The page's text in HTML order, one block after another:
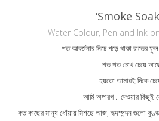
‘Smoke
Water Colour, Pen and Ink
শত আবর্জনার নিচে পড়ে থাকা রাতের
শত শত চোখ চেয়ে
হয়তো আমারই দিকে
আমি অপারগ ...দেওয়ার কিছুই
কত কাছের মানুষ ধোঁয়ায় মিশছে আজ, হৃদস্পন্দন গুলো কুণ্ডলী